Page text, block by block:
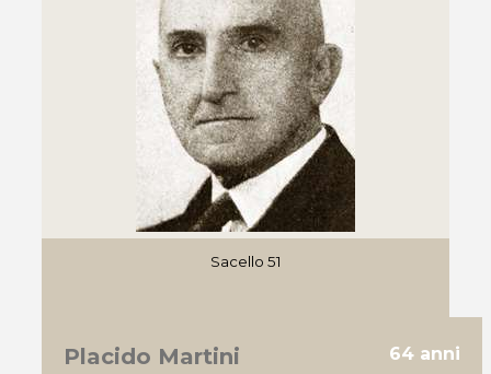
Sacello 51
Placido Martini 64 anni